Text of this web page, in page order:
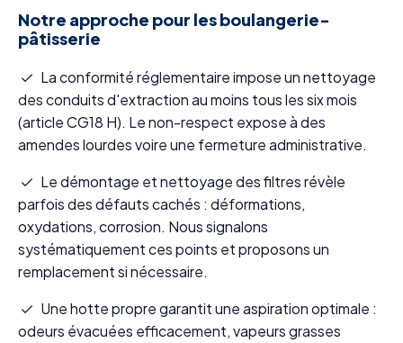
Notre approche pour les boulangerie-
pâtisserie
La conformité réglementaire impose un nettoyage
des conduits d'extraction au moins tous les six mois
(article CG18 H). Le non-respect expose à des
amendes lourdes voire une fermeture administrative.
Le démontage et nettoyage des filtres révèle
parfois des défauts cachés : déformations,
oxydations, corrosion. Nous signalons
systématiquement ces points et proposons un
remplacement si nécessaire.
Une hotte propre garantit une aspiration optimale :
odeurs évacuées efficacement, vapeurs grasses